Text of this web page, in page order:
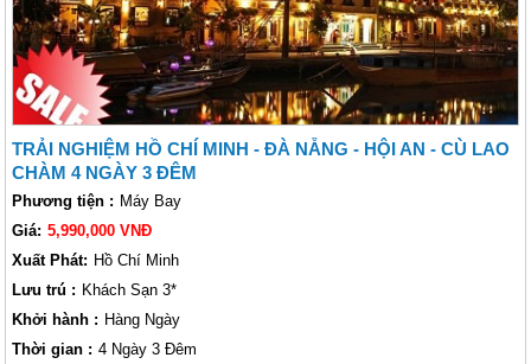
TRẢI NGHIỆM HỒ CHÍ MINH - ĐÀ NẴNG - HỘI AN - CÙ LAO
CHÀM 4 NGÀY 3 ĐÊM
Phương tiện : Máy Bay
Giá: 5,990,000 VNĐ
Xuất Phát: Hồ Chí Minh
Lưu trú : Khách Sạn 3*
Khởi hành : Hàng Ngày
Thời gian : 4 Ngày 3 Đêm